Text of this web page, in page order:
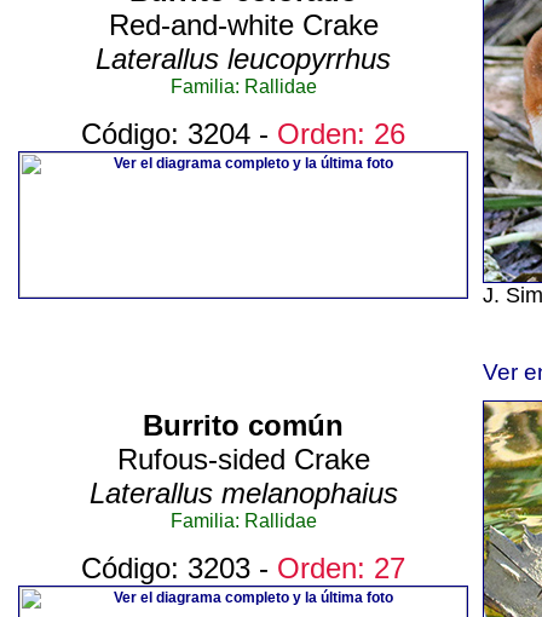
Red-and-white Crake
Laterallus leucopyrrhus
Familia: Rallidae
Código: 3204 - Orden: 26
J.
Ver
Burrito común
Rufous-sided Crake
Laterallus melanophaius
Familia: Rallidae
Código: 3203 - Orden: 27